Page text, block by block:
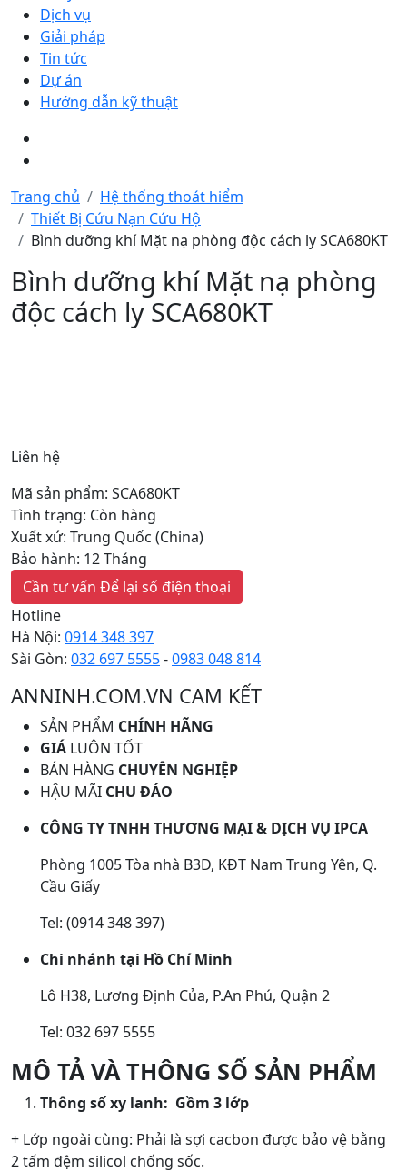
Dịch vụ
Giải pháp
Tin tức
Dự án
Hướng dẫn kỹ thuật
Trang chủ
Hệ thống thoát hiểm
Thiết Bị Cứu Nạn Cứu Hộ
Bình dưỡng khí Mặt nạ phòng độc cách ly SCA680KT
Bình dưỡng khí Mặt nạ phòng
độc cách ly SCA680KT
Liên hệ
Mã sản phẩm: SCA680KT
Tình trạng: Còn hàng
Xuất xứ: Trung Quốc (China)
Bảo hành: 12 Tháng
Cần tư vấn Để lại số điện thoại
Hotline
Hà Nội: 0914 348 397
Sài Gòn: 032 697 5555-0983 048 814
ANNINH.COM.VN CAM KẾT
SẢN PHẨM CHÍNH HÃNG
GIÁ LUÔN TỐT
BÁN HÀNG CHUYÊN NGHIỆP
HẬU MÃI CHU ĐÁO
CÔNG TY TNHH THƯƠNG MẠI & DỊCH VỤ IPCA
Phòng 1005 Tòa nhà B3D, KĐT Nam Trung Yên, Q.
Cầu Giấy
Tel: (0914 348 397)
Chi nhánh tại Hồ Chí Minh
Lô H38, Lương Định Của, P.An Phú, Quận 2
Tel: 032 697 5555
MÔ TẢ VÀ THÔNG SỐ SẢN PHẨM
Thông số xy lanh: Gồm 3 lớp
+ Lớp ngoài cùng: Phải là sợi cacbon được bảo vệ bằng
2 tấm đệm silicol chống sốc.